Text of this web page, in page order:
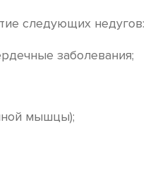
следующих недугов:
заболевания;
мышцы);